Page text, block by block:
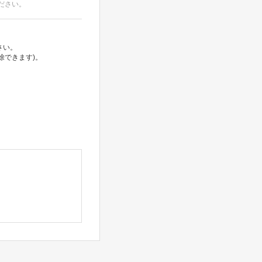
い。
。
きます)。